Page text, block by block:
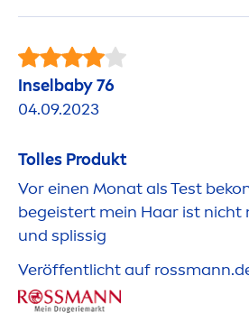
Inselbaby 76
04.09.2023
Tolles Produkt
Vor einen Monat als Test
begeistert mein Haar ist nicht
und splissig
Veröffentlicht auf